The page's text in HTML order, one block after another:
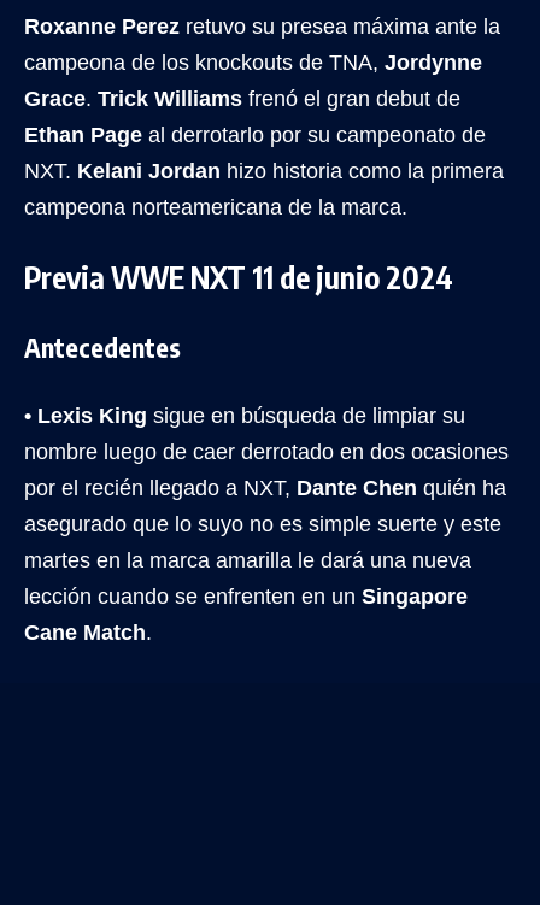
Roxanne Perez retuvo su presea máxima ante la
campeona de los knockouts de TNA, Jordynne
Grace. Trick Williams frenó el gran debut de
Ethan Page al derrotarlo por su campeonato de
NXT. Kelani Jordan hizo historia como la primera
campeona norteamericana de la marca.
Previa WWE NXT 11 de junio 2024
Antecedentes
• Lexis King sigue en búsqueda de limpiar su
nombre luego de caer derrotado en dos ocasiones
por el recién llegado a NXT, Dante Chen quién ha
asegurado que lo suyo no es simple suerte y este
martes en la marca amarilla le dará una nueva
lección cuando se enfrenten en un Singapore
Cane Match.